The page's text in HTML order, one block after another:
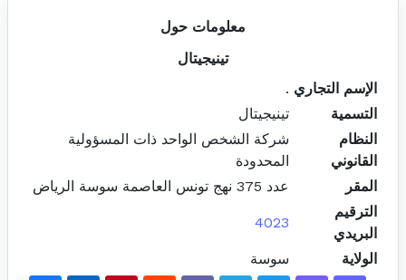
معلومات حول
تينيجيتال
الإسم التجاري .
التسمية
تينيجيتال
النظام
القانوني
شركة الشخص الواحد ذات المسؤولية
المحدودة
المقر
عدد 375 نهج تونس العاصمة سوسة الرياض
الترقيم
البريدي
4023
الولاية سوسة